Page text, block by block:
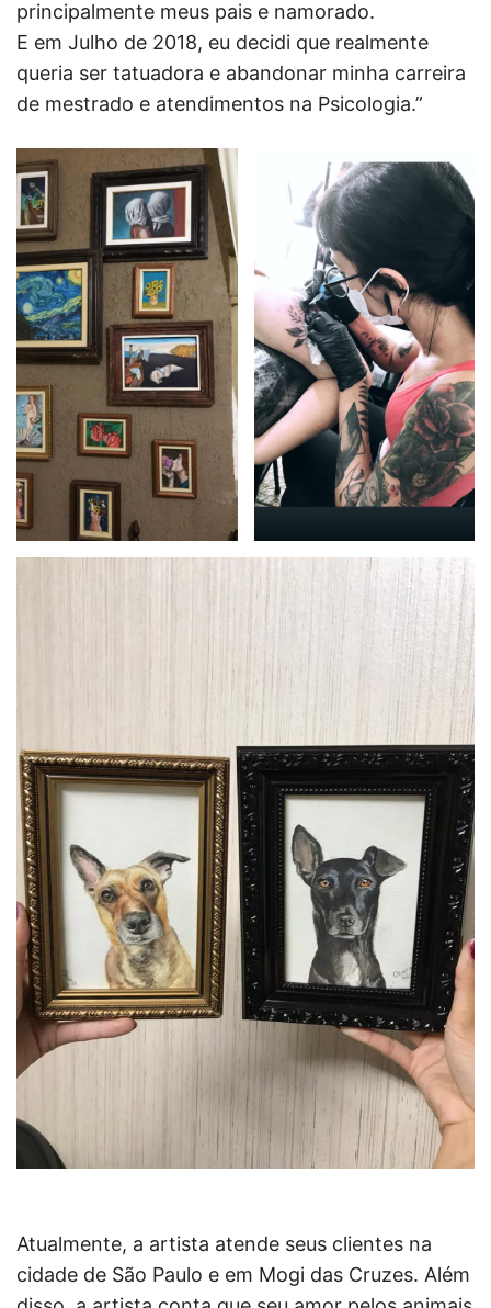
principalmente meus pais e namorado.
E em Julho de 2018, eu decidi que realmente
queria ser tatuadora e abandonar minha carreira
de mestrado e atendimentos na Psicologia.”
Atualmente, a artista atende seus clientes na
cidade de São Paulo e em Mogi das Cruzes. Além